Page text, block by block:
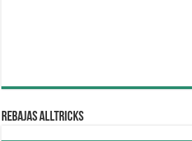
REBAJAS ALLTRICKS